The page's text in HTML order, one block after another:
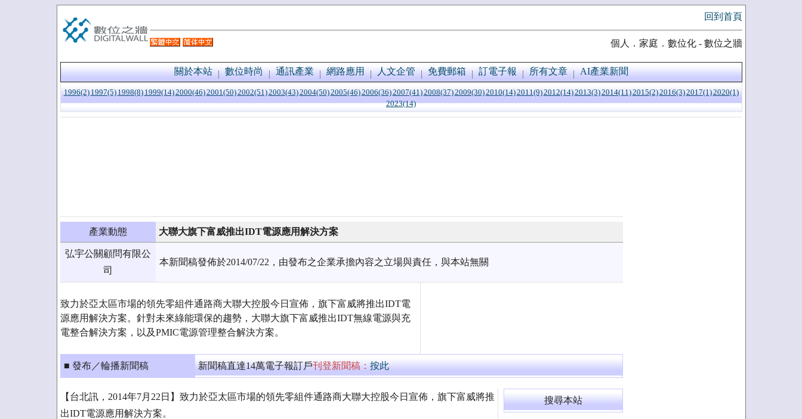
回到首頁
個人．家庭．數位化 - 數位之牆
關於本站 數位時尚 通訊產業 網路應用 人文企管 免費郵箱 訂電子報 所有文章 AI產業新聞
1996(2) 1997(5) 1998(8) 1999(14)2000(46)2001(50)2002(51)2003(43)2004(50)2005(46)2006(36)2007(41)2008(37)2009(30)2010(14)2011(9)2012(14)2013(3)2014(11)2015(2)2016(3)2017(1)2020(1)
2023(14)
產業動態 大聯大旗下富威推出IDT電源應用解決方案
弘宇公關顧問有限公
司
本新聞稿發佈於2014/07/22，由發布之企業承擔內容之立場與責任，與本站無關
致力於亞太區市場的領先零組件通路商大聯大控股今日宣佈，旗下富威將推出IDT電
源應用解決方案。針對未來綠能環保的趨勢，大聯大旗下富威推出IDT無線電源與充
電整合解決方案，以及PMIC電源管理整合解決方案。
■ 發布／輪播新聞稿 新聞稿直達14萬電子報訂戶刊登新聞稿：按此
【台北訊，2014年7月22日】致力於亞太區市場的領先零組件通路商大聯大控股今日宣佈，旗下富威將推
出IDT電源應用解決方案。
搜尋本站